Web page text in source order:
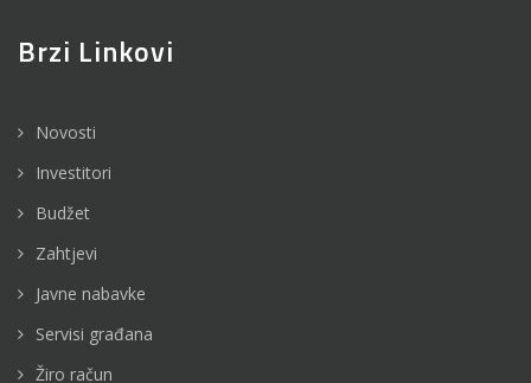
Brzi Linkovi
Novosti
Investitori
Budžet
Zahtjevi
Javne nabavke
Servisi građana
Žiro račun